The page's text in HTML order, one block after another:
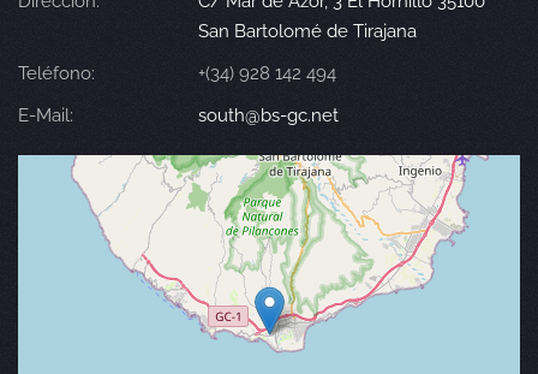
San Bartolomé de Tirajana
Teléfono:
+(34) 928 142 494
E-Mail:
south@bs-gc.net